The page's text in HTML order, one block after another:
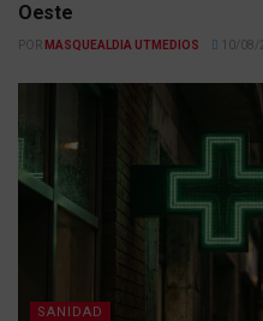
Oeste
POR MASQUEALDIA UTMEDIOS 10/08/
SANIDAD